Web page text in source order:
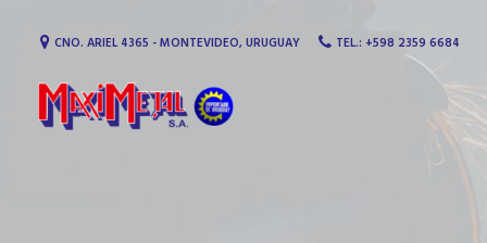
CNO. ARIEL 4365 - MONTEVIDEO, URUGUAY TEL.: +598 2359 6684
MaxiMetal S.A.